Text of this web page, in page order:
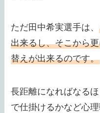
ただ田中希実選手は、
出来るし、そこから
替えが出来るのです。
長距離になればなる
で仕掛けるかなど心